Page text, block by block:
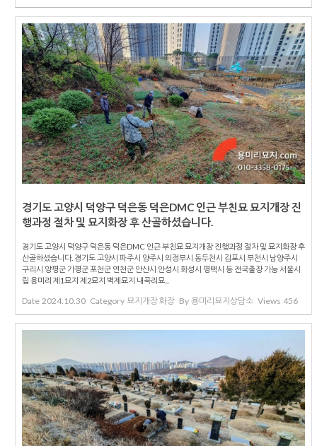
경기도 고양시 덕양구 덕은동 덕은DMC 인근 부친묘 묘지개장 진
행과정 절차 및 묘지화장 후 산골하셨습니다.
경기도 고양시 덕양구 덕은동 덕은DMC 인근 부친묘 묘지개장 진행과정 절차 및 묘지화장 후
산골하셨습니다. 경기도 고양시 파주시 양주시 의정부시 동두천시 김포시 부천시 남양주시
구리시 양평군 가평군 포천군 연천군 안산시 안성시 화성시 평택시 등 전국출장 가능 서울시
립 용미리 제1묘지 제2묘지 벽제묘지 내곡리묘...
Date 2024.10.30 Category 묘지개장 화장 By 용미리묘지상담소 Views 456